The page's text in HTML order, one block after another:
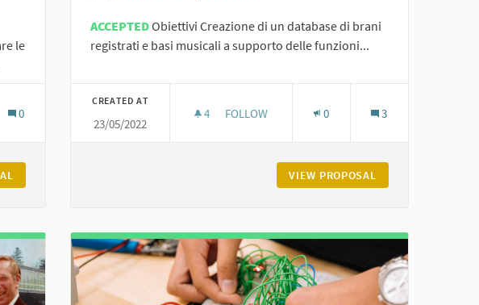
le
DOCENTI - LA TECNOLOGIA IN AIUTO ALLA DIDATTICA E PER LA COOPERAZIONE TRA PARI
0
PROGETTO DI FORMAZIONE DOCENTI - LA TECNOLOGIA IN AIUTO ALLA DIDATTICA E
ACCEPTEDObiettivi Creazione di un database di brani
registrati e basi musicali a supporto delle funzioni...
CREATED AT
23/05/2022
4 4 FOLLOWERS
FOLLOW 0 3
VIEW PROPOSAL